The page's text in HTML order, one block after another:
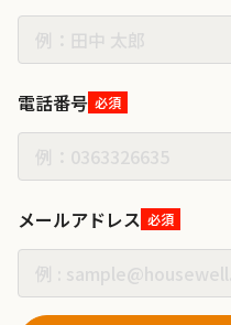
電話番号 必須
メールアドレス 必須